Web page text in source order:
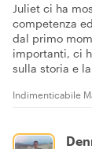
Juliet ci ha
competenza
dal primo
importanti, ci
sulla storia e
Indimenticabile